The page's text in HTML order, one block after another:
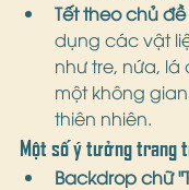
Tết theo chủ
dụng các vật
như tre, nứa,
một không
thiên nhiên.
Một số ý tưởng trang
Backdrop chữ